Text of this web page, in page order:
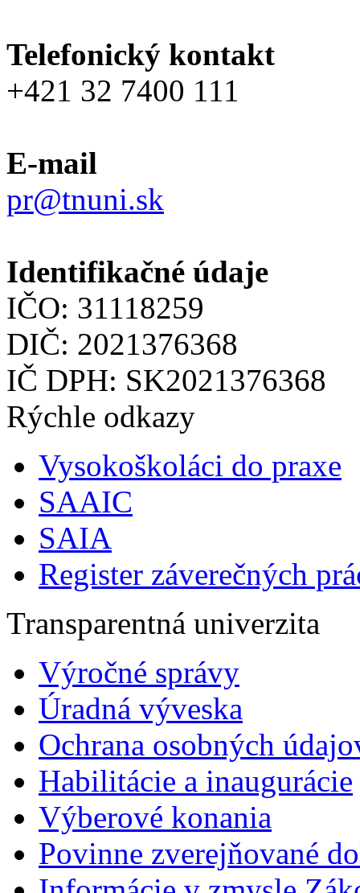
Telefonický kontakt
+421 32 7400 111
E-mail
pr@tnuni.sk
Identifikačné údaje
IČO: 31118259
DIČ: 2021376368
IČ DPH: SK2021376368
Rýchle odkazy
Vysokoškoláci do praxe
SAAIC
SAIA
Register záverečných
Transparentná univerzita
Výročné správy
Úradná výveska
Ochrana osobných
Habilitácie a inaugurácie
Výberové konania
Povinne zverejňované